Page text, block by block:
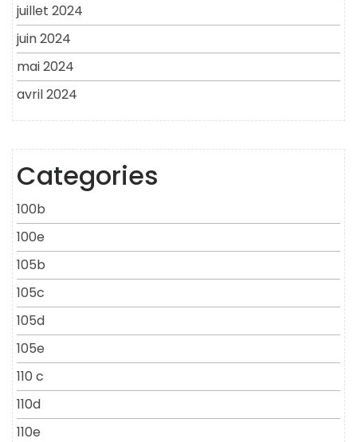
juillet 2024
juin 2024
mai 2024
avril 2024
Categories
100b
100e
105b
105c
105d
105e
110 c
110d
110e